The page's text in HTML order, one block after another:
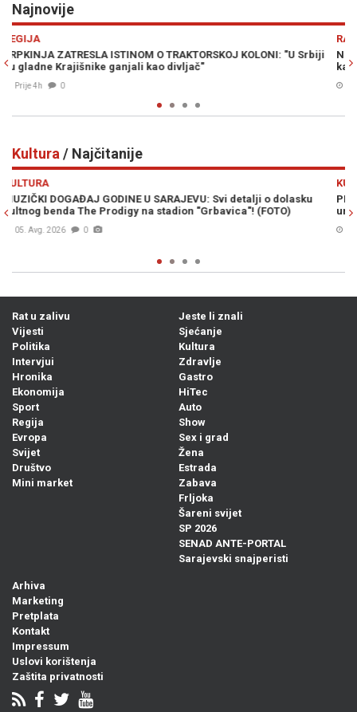
Najnovije
"U Srbiji
NUKLEARNA OPCIJA NA STOLU: Wilkerson upozorava na
katastrofalan scenario u ratu sa Iranom
Kultura / Najčitanije
PROFESOR TOMISLAV TADIĆ: Ivan Focht - u potrazi za
umjetnosti
04. Avg. 2026
Rat u zalivu
Vijesti
Politika
Intervjui
Hronika
Ekonomija
Sport
Regija
Evropa
Svijet
Društvo
Mini market
Jeste li znali
Sjećanje
Kultura
Zdravlje
Gastro
HiTec
Auto
Show
Sex i grad
Žena
Estrada
Zabava
Frljoka
Šareni svijet
SP 2026
SENAD ANTE-PORTAL
Sarajevski snajperisti
Arhiva
Marketing
Pretplata
Kontakt
Impressum
Uslovi korištenja
Zaštita privatnosti